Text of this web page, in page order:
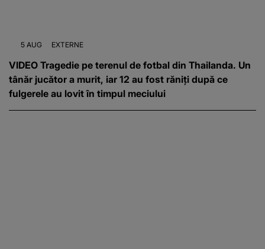
5 AUG EXTERNE
VIDEO Tragedie pe terenul de fotbal din Thailanda. Un
tânăr jucător a murit, iar 12 au fost răniți după ce
fulgerele au lovit în timpul meciului